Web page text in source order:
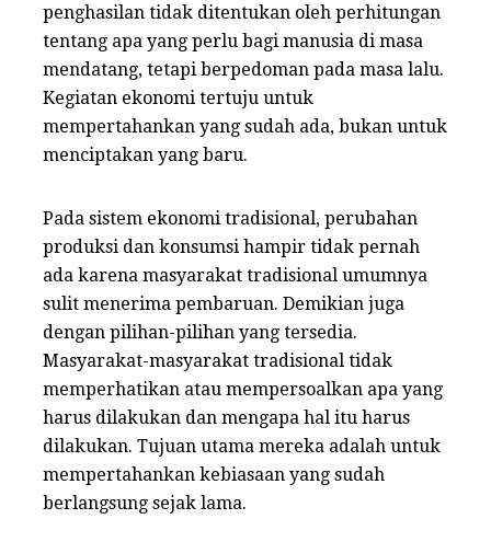
penghasilan tidak ditentukan oleh perhitungan
tentang apa yang perlu bagi manusia di masa
mendatang, tetapi berpedoman pada masa lalu.
Kegiatan ekonomi tertuju untuk
mempertahankan yang sudah ada, bukan untuk
menciptakan yang baru.
Pada sistem ekonomi tradisional, perubahan
produksi dan konsumsi hampir tidak pernah
ada karena masyarakat tradisional umumnya
sulit menerima pembaruan. Demikian juga
dengan pilihan-pilihan yang tersedia.
Masyarakat-masyarakat tradisional tidak
memperhatikan atau mempersoalkan apa yang
harus dilakukan dan mengapa hal itu harus
dilakukan. Tujuan utama mereka adalah untuk
mempertahankan kebiasaan yang sudah
berlangsung sejak lama.